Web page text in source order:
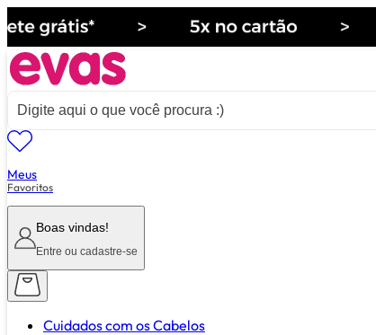
Meus
Favoritos
Boas vindas!
Entre ou cadastre-se
Cuidados com os Cabelos